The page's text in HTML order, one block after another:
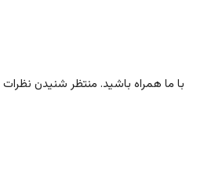
با ما همراه باشید. منتظر شنیدن نظرات